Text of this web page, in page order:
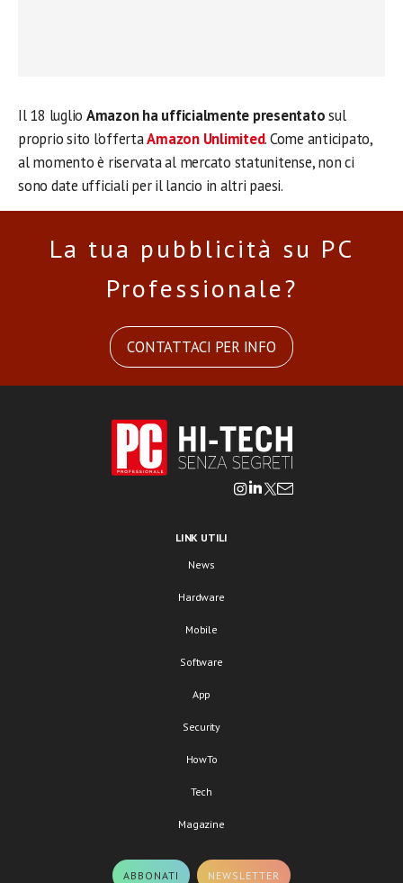
Il 18 luglio Amazon ha ufficialmente presentatosul
proprio sito l’offertaAmazon Unlimited. Come anticipato,
al momento è riservata al mercato statunitense, non ci
sono date ufficiali per il lancio in altri paesi.
La tua pubblicità su PC
Professionale?
CONTATTACI PER INFO
LINK UTILI
News
Hardware
Mobile
Software
App
Security
HowTo
Tech
Magazine
ABBONATI NEWSLETTER